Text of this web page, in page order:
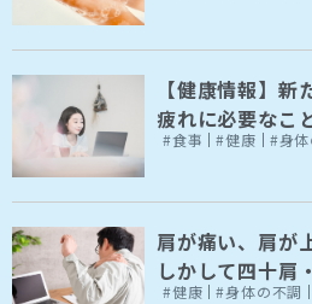
【健康情報】
疲れに必要なこ
#食事 #健康 #身
肩が痛い、肩が
しかして四十肩
#健康 #身体の不調